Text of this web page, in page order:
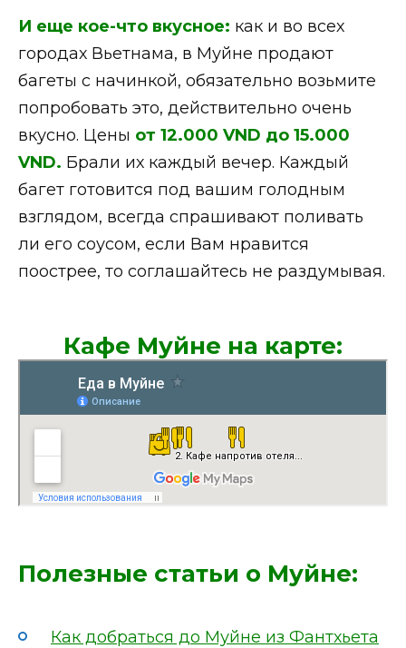
И еще кое-что вкусное: как и во всех
городах Вьетнама, в Муйне продают
багеты с начинкой, обязательно возьмите
попробовать это, действительно очень
вкусно. Цены от 12.000 VND до 15.000
VND. Брали их каждый вечер. Каждый
багет готовится под вашим голодным
взглядом, всегда спрашивают поливать
ли его соусом, если Вам нравится
поострее, то соглашайтесь не раздумывая.
Кафе Муйне на карте:
Полезные статьи о Муйне:
Как добраться до Муйне из Фантхьета